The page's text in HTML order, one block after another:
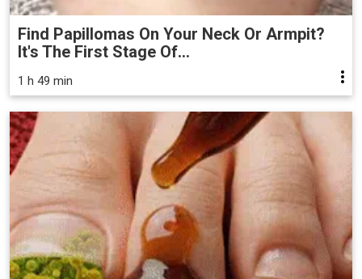
Find Papillomas On Your Neck Or Armpit?
It's The First Stage Of...
1 h 49 min